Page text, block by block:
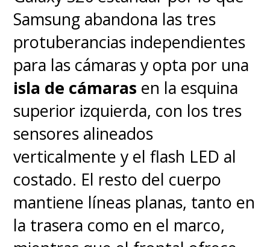
cámaras del Pro, peromejora la
batería hasta los 5,000 mAh
Estará disponible en los mismos
colores que el Pro, con un
precio inicial de $1.397 USD, es
decir, aproximadamente
$1.299.000 CLP
Ahora solo nos resta
corroborar los datos una vez
Samsung abandona las tres
protuberancias independientes
para las cámaras y opta por una
isla de cámaras en la esquina
superior izquierda, con los tres
sensores alineados
verticalmente y el flash LED al
costado. El resto del cuerpo
mantiene líneas planas, tanto en
la trasera como en el marco,